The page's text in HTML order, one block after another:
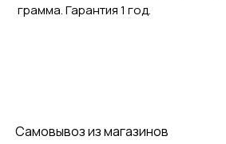
грамма. Гарантия 1 год.
Самовывоз из магазинов